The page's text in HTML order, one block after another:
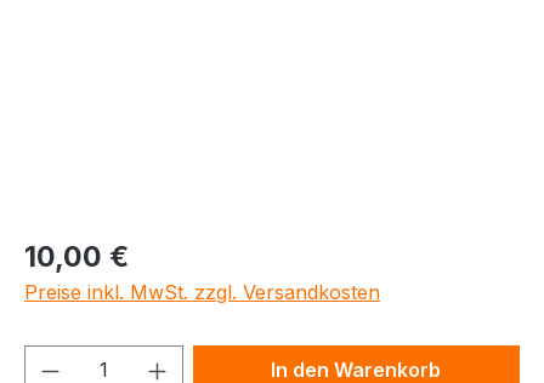
10,00 €
Preise inkl. MwSt. zzgl. Versandkosten
Produkt Anzahl: Gib denIn den Warenkorb